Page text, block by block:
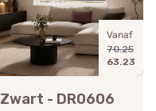
Vanaf
70.25
63.23
Zwart - DR0606